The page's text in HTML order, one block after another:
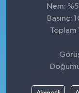
Nem:
Basınç:
Toplam
Magazin
Günün
Yazarlarımız